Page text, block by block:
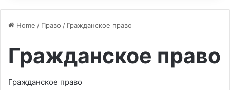
Home / Право / Гражданское право
Гражданское право
Гражданское право